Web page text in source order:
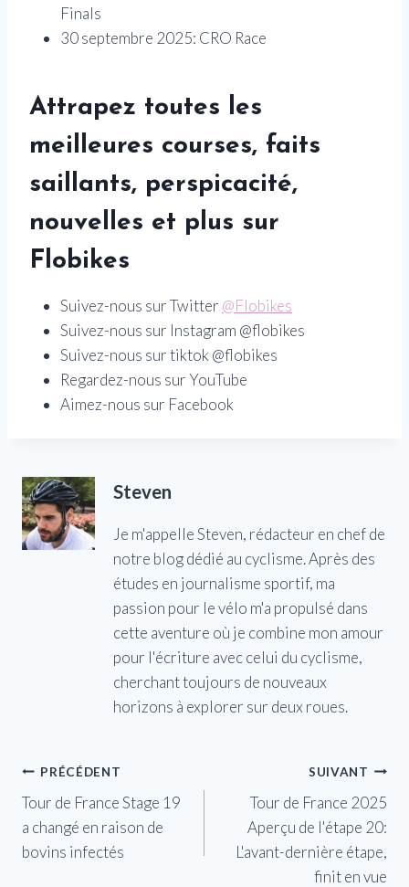
Finals
30 septembre 2025: CRO Race
Attrapez toutes les
meilleures courses, faits
saillants, perspicacité,
nouvelles et plus sur
Flobikes
Suivez-nous sur Twitter @Flobikes
Suivez-nous sur Instagram @flobikes
Suivez-nous sur tiktok @flobikes
Regardez-nous sur YouTube
Aimez-nous sur Facebook
Steven
Je m'appelle Steven, rédacteur en chef de
notre blog dédié au cyclisme. Après des
études en journalisme sportif, ma
passion pour le vélo m'a propulsé dans
cette aventure où je combine mon amour
pour l'écriture avec celui du cyclisme,
cherchant toujours de nouveaux
horizons à explorer sur deux roues.
Navigation
de
l’article
PRÉCÉDENT
Tour de France Stage 19
a changé en raison de
bovins infectés
SUIVANT
Tour de France 2025
Aperçu de l'étape 20:
L'avant-dernière étape,
finit en vue